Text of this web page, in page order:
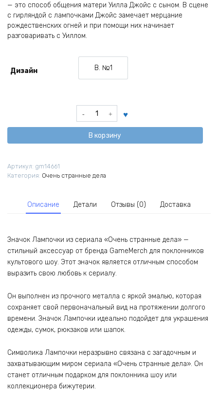
— это способ общения матери Уилла Джойс с сыном. В сцене
с гирляндой с лампочками Джойс замечает мерцание
рождественских огней и при помощи них начинает
разговаривать с Уиллом.
Дизайн В. №1
Вариант №1
Количество
товара
Лампочки
странные
В корзину
Артикул: gm14661
Категория: Очень странные дела
Описание Детали Отзывы (0) Доставка
Значок Лампочки из сериала «Очень странные дела» —
стильный аксессуар от бренда GameMerch для поклонников
культового шоу. Этот значок является отличным способом
выразить свою любовь к сериалу.
Он выполнен из прочного металла с яркой эмалью, которая
сохраняет свой первоначальный вид на протяжении долгого
времени. Значок Лампочки идеально подойдет для украшения
одежды, сумок, рюкзаков или шапок.
Символика Лампочки неразрывно связана с загадочным и
захватывающим миром сериала «Очень странные дела». Он
станет отличным подарком для поклонника шоу или
коллекционера бижутерии.